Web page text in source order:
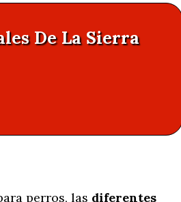
De La Sierra
perros, las diferentes